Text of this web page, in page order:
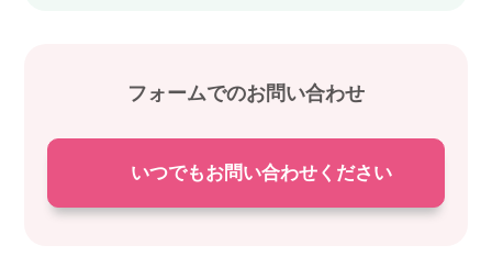
フォームでのお問い合わせ
いつでもお問い合わせください